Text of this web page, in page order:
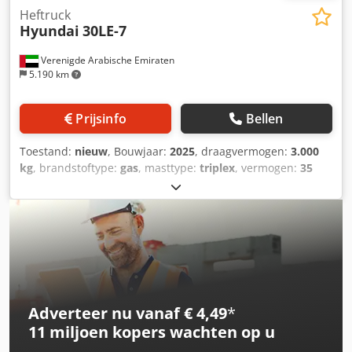
aandrijvingsuitschakeling met open deuren
Verenigde Arabische Emiraten
5.190 km
Heftruck
Hyundai 30LE-7
Prijsinfo Bellen
Toestand: nieuw, Bouwjaar: 2025, draagvermogen: 3.000
kg, brandstoftype: gas, masttype: triplex, vermogen: 35
, motorfabrikant:
overbrenging:overig, Motorinhoud: 2.488 cc Dedpfx Aoy
Adverteer nu vanaf € 4,49*
11 miljoen koperswachten op u